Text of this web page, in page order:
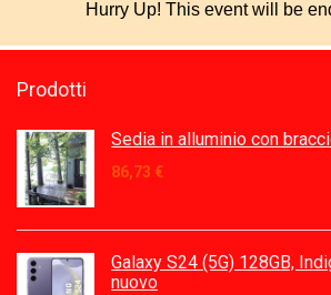
Prodotti
Sedia in alluminio con
86,73 €
Galaxy S24 (5G) 128GB,
nuovo